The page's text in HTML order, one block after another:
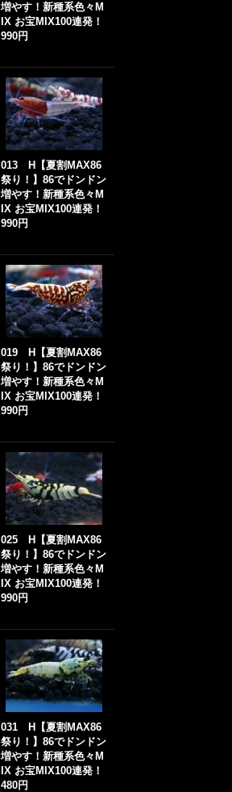
増やす！新種系色々M
IX お宝MIX100連発！
990円
013 H【夏割MAX86
祭り！】86でドンドン
増やす！新種系色々M
IX お宝MIX100連発！
990円
019 H【夏割MAX86
祭り！】86でドンドン
増やす！新種系色々M
IX お宝MIX100連発！
990円
025 H【夏割MAX86
祭り！】86でドンドン
増やす！新種系色々M
IX お宝MIX100連発！
990円
031 H【夏割MAX86
祭り！】86でドンドン
増やす！新種系色々M
IX お宝MIX100連発！
480円